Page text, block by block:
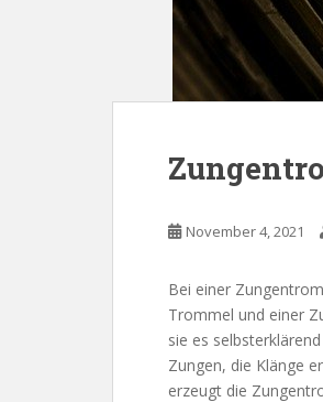
November 4, 2021
Bei einer
Trommel und einer
sie es
Zungen, die Klänge
erzeugt die